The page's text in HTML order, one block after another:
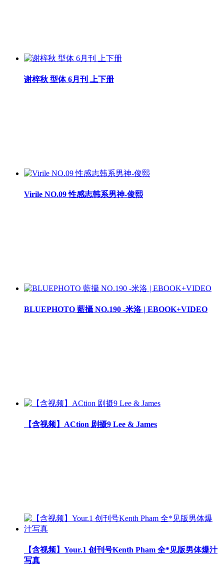
谢梓秋 型体 6月刊 上下册
Virile NO.09 性感志韩系男神-俊熙
BLUEPHOTO 藍攝 NO.190 -米洛 | EBOOK+VIDEO
【含视频】ACtion 剧摄9 Lee & James
【含视频】Your.1 创刊号Kenth Pham 全*见版男体爆汁
写真